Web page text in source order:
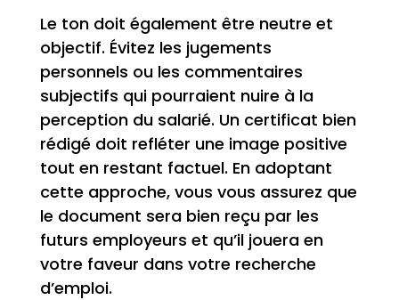
Le ton doit également être neutre et
objectif. Évitez les jugements
personnels ou les commentaires
subjectifs qui pourraient nuire à la
perception du salarié. Un certificat bien
rédigé doit refléter une image positive
tout en restant factuel. En adoptant
cette approche, vous vous assurez que
le document sera bien reçu par les
futurs employeurs et qu’il jouera en
votre faveur dans votre recherche
d’emploi.